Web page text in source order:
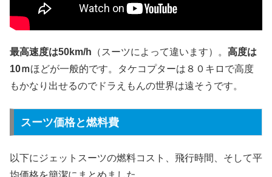
最高速度は50km/h （スーツによって違います）。 高度は
10ｍほどが一般的です。タケコプターは８０キロで高度
もかなり出せるのでドラえもんの世界は遠そうです。
スーツ価格と燃料費
以下にジェットスーツの燃料コスト、飛行時間、そして平
均価格を簡潔にまとめました